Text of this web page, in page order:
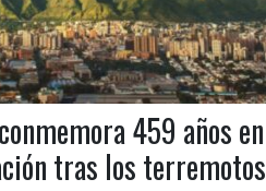
459 años en
tras los terremotos